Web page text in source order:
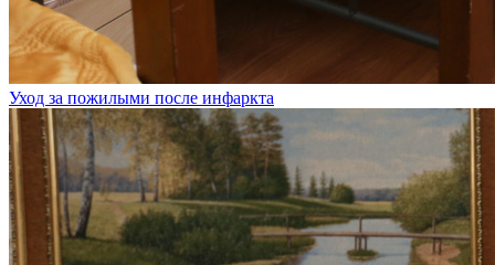
Уход за пожилыми после инфаркта